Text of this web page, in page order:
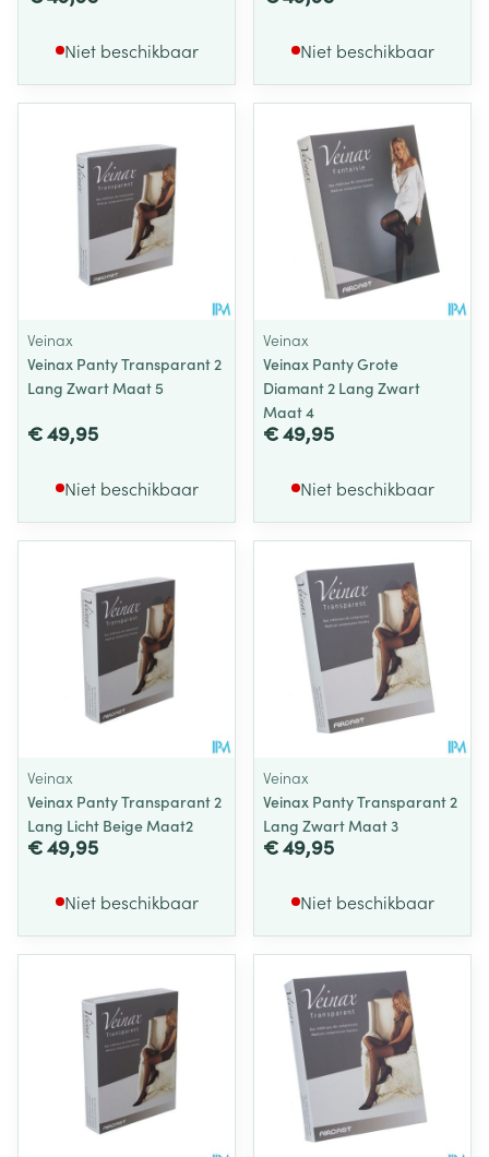
Niet beschikbaar Niet beschikbaar
Veinax
Veinax Panty Transparant 2
Lang Zwart Maat 5
€ 49,95
Niet beschikbaar
Veinax
Veinax Panty Grote
Diamant 2 Lang Zwart
Maat 4
€ 49,95
Niet beschikbaar
Veinax
Veinax Panty Transparant 2
Lang Licht Beige Maat2
€ 49,95
Niet beschikbaar
Veinax
Veinax Panty Transparant 2
Lang Zwart Maat 3
€ 49,95
Niet beschikbaar